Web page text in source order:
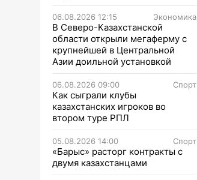
06.08.2026 12:15 Экономика
В Северо-Казахстанской
области открыли мегаферму с
крупнейшей в Центральной
Азии доильной установкой
06.08.2026 09:00 Спорт
Как сыграли клубы
казахстанских игроков во
втором туре РПЛ
05.08.2026 14:00 Спорт
«Барыс» расторг контракты с
двумя казахстанцами